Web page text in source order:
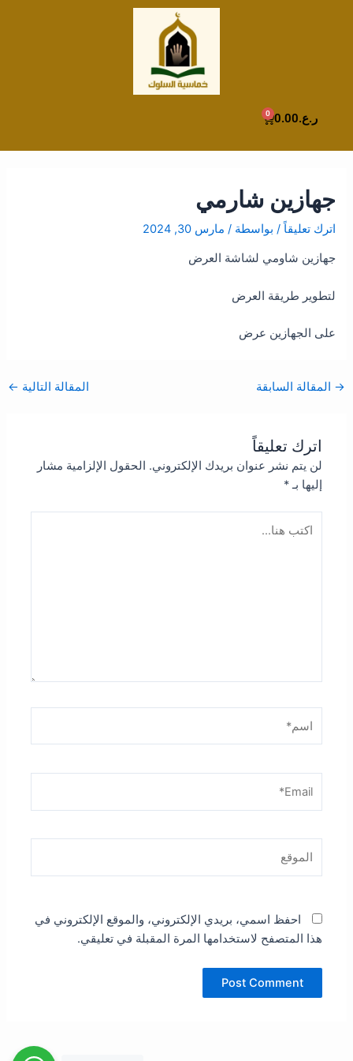
ر.ع.0.00
0
Cart
جهازين شارمي
اترك تعليقاً / بواسطة / مارس 30, 2024
جهازين شاومي لشاشة العرض
لتطوير طريقة العرض
على الجهازين عرض
→ المقالة السابقة المقالة التالية ←
اترك تعليقاً
لن يتم نشر عنوان بريدك الإلكتروني. الحقول الإلزامية مشار
إليها بـ*
هنا...
احفظ اسمي، بريدي الإلكتروني، والموقع الإلكتروني في
هذا المتصفح لاستخدامها المرة المقبلة في تعليقي.